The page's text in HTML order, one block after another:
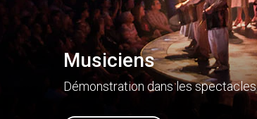
Musiciens
Démonstration dans les spectacles